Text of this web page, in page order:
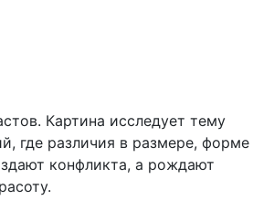
Картина исследует тему
где различия в размере, форме
конфликта, а рождают